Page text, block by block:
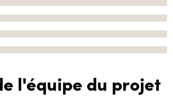
l'équipe du projet